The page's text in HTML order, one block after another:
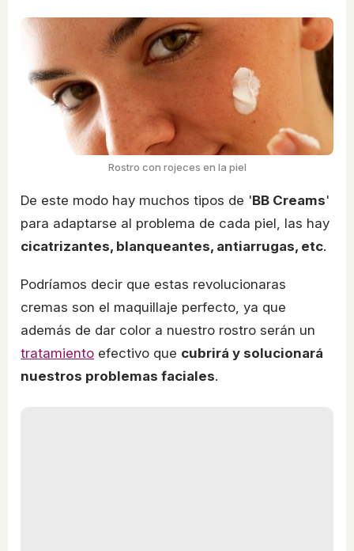
Rostro con rojeces en la piel
De este modo hay muchos tipos de 'BB Creams'
para adaptarse al problema de cada piel, las hay
cicatrizantes, blanqueantes, antiarrugas, etc.
Podríamos decir que estas revolucionaras
cremas son el maquillaje perfecto, ya que
además de dar color a nuestro rostro serán un
tratamiento efectivo que cubrirá y solucionará
nuestros problemas faciales.